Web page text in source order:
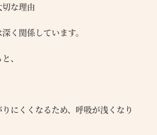
な理由
く関係しています。
、
にくくなるため、呼吸が浅くなり